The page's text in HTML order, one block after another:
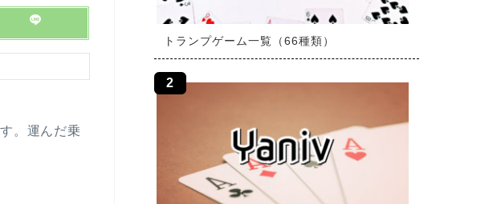
。運んだ乗
トランプゲーム一覧（66種類）